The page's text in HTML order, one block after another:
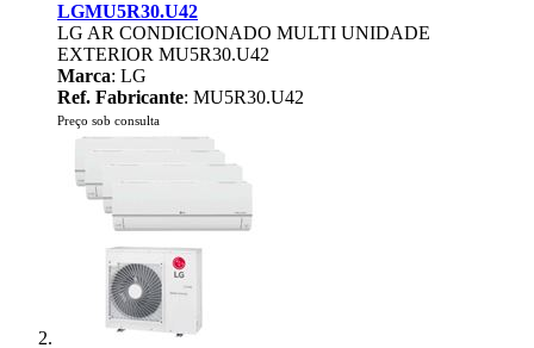
LGMU5R30.U42
LG AR CONDICIONADO MULTI UNIDADE
EXTERIOR MU5R30.U42
Marca: LG
Ref. Fabricante: MU5R30.U42
Preço sob consulta